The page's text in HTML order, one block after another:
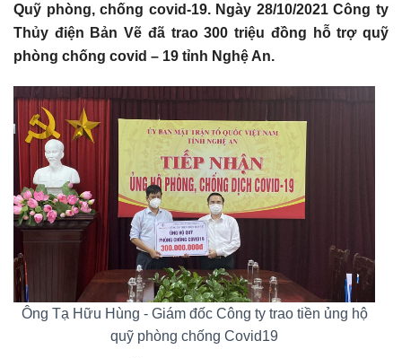
Quỹ phòng, chống covid-19. Ngày 28/10/2021 Công ty
Thủy điện Bản Vẽ đã trao 300 triệu đồng hỗ trợ quỹ
phòng chống covid – 19 tỉnh Nghệ An.
Ông Tạ Hữu Hùng - Giám đốc Công ty trao tiền ủng hộ
quỹ phòng chống Covid19